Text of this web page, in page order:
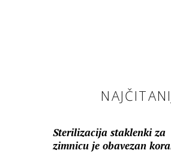
Sterilizacija staklenki za
zimnicu je obavezan